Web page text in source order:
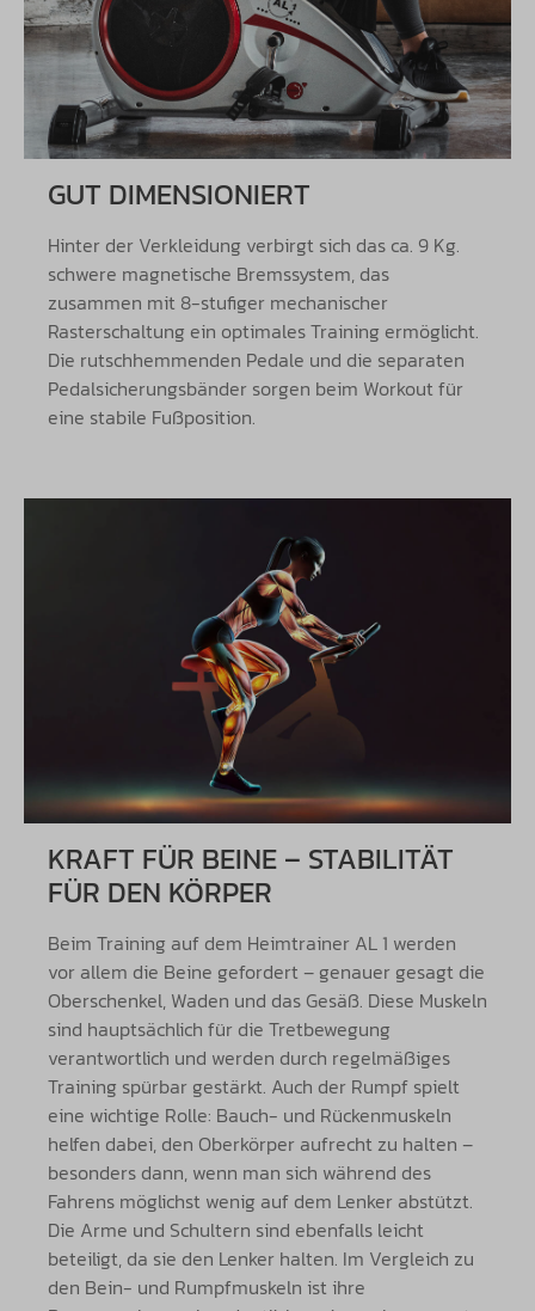
GUT DIMENSIONIERT
Hinter der Verkleidung verbirgt sich das ca. 9 Kg.
schwere magnetische Bremssystem, das
zusammen mit 8-stufiger mechanischer
Rasterschaltung ein optimales Training ermöglicht.
Die rutschhemmenden Pedale und die separaten
Pedalsicherungsbänder sorgen beim Workout für
eine stabile Fußposition.
KRAFT FÜR BEINE – STABILITÄT
FÜR DEN KÖRPER
Beim Training auf dem Heimtrainer AL 1 werden
vor allem die Beine gefordert – genauer gesagt die
Oberschenkel, Waden und das Gesäß. Diese Muskeln
sind hauptsächlich für die Tretbewegung
verantwortlich und werden durch regelmäßiges
Training spürbar gestärkt. Auch der Rumpf spielt
eine wichtige Rolle: Bauch- und Rückenmuskeln
helfen dabei, den Oberkörper aufrecht zu halten –
besonders dann, wenn man sich während des
Fahrens möglichst wenig auf dem Lenker abstützt.
Die Arme und Schultern sind ebenfalls leicht
beteiligt, da sie den Lenker halten. Im Vergleich zu
den Bein- und Rumpfmuskeln ist ihre